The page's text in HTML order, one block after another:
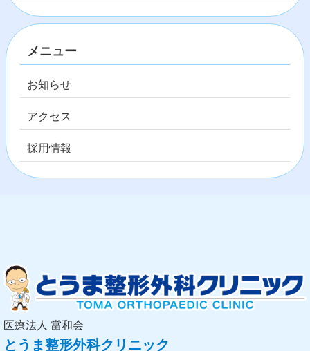
メニュー
お知らせ
アクセス
採用情報
医療法人 當和会
とうま整形外科クリニック